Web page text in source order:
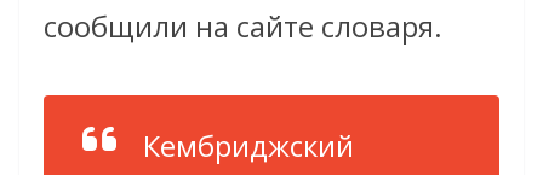
сообщили на сайте словаря.
Кембриджский